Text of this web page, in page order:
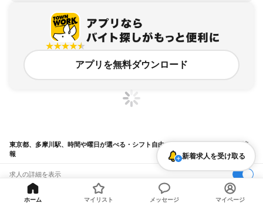
アプリを無料ダウンロード
東京都、多摩川駅、時間や曜日が選べる・シフト自由のアルバイト・バイト求人情
報
求人の詳細を表示
条件を追加・変更して検索
新着求人を受け取る
ホーム マイリスト メッセージ マイページ